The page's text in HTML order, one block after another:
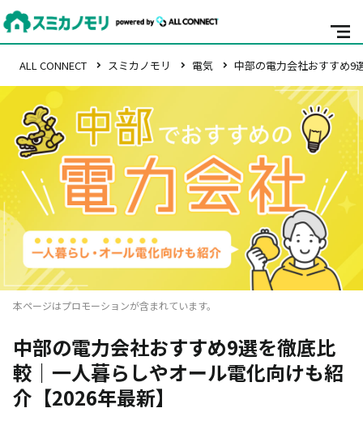
ALL CONNECT スミカノモリ 電気 中部の電力会社おすすめ9
本ページはプロモーションが含まれています。
中部の電力会社おすすめ9選を徹底比
較｜一人暮らしやオール電化向けも紹
介【2026年最新】